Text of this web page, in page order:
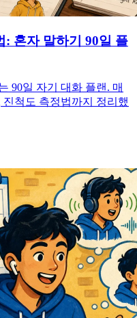
: 혼자 말하기 90일 플
90일 자기 대화 플랜. 매
척도 측정법까지 정리했